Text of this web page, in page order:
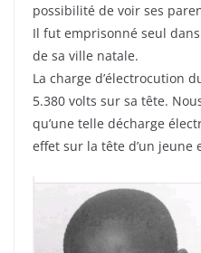
possibilité de voir ses
Il fut emprisonné seul
de sa ville natale.
La charge d’électrocution
5.380 volts sur sa tête.
qu’une telle décharge
effet sur la tête d’un jeune